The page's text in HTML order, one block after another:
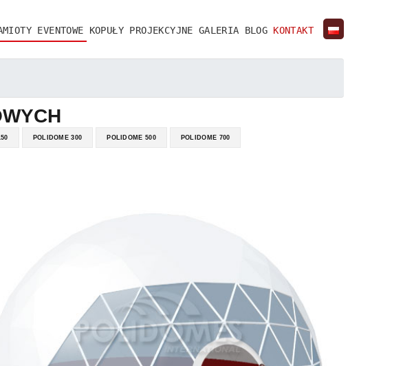
EVENTOWE
( EN )
KOPUŁY PROJEKCYJNE GALERIA BLOG KONTAKT
POLIDOME 300 POLIDOME 500 POLIDOME 700